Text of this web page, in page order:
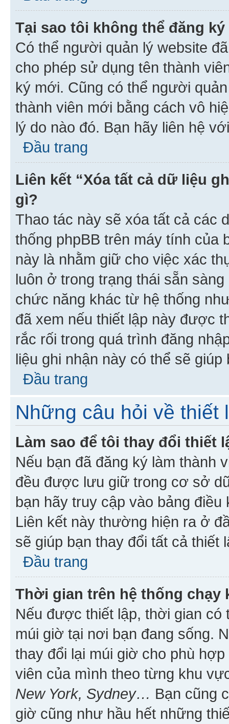
Tại sao tôi không thể đăng
Có thể người quản lý website
cho phép sử dụng tên thành
ký mới. Cũng có thể người
thành viên mới bằng cách vô
lý do nào đó. Bạn hãy liên hệ
Đầu trang
Liên kết “Xóa tất cả dữ liệu
gì?
Thao tác này sẽ xóa tất cả các
thống phpBB trên máy tính của
này là nhằm giữ cho việc xác
luôn ở trong trạng thái sẵn
chức năng khác từ hệ thống
đã xem nếu thiết lập này được
rắc rối trong quá trình đăng
liệu ghi nhận này có thể sẽ
Đầu trang
Những câu hỏi về thiết
Làm sao để tôi thay đổi thiết
Nếu bạn đã đăng ký làm thành
đều được lưu giữ trong cơ sở
bạn hãy truy cập vào bảng
Liên kết này thường hiện ra ở
sẽ giúp bạn thay đổi tất cả thiết
Đầu trang
Thời gian trên hệ thống chạy
Nếu được thiết lập, thời gian
múi giờ tại nơi bạn đang sống.
thay đổi lại múi giờ cho phù
viên của mình theo từng khu
New York, Sydney… Bạn cũng
giờ cũng như hầu hết những